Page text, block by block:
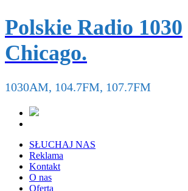
Polskie Radio 1030
Chicago.
1030AM, 104.7FM, 107.7FM
SŁUCHAJ NAS
Reklama
Kontakt
O nas
Oferta